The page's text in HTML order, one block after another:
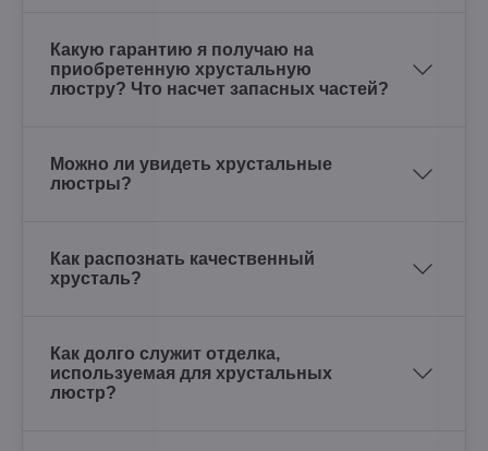
Какую гарантию я получаю на
приобретенную хрустальную
люстру? Что насчет запасных частей?
Можно ли увидеть хрустальные
люстры?
Как распознать качественный
хрусталь?
Как долго служит отделка,
используемая для хрустальных
люстр?